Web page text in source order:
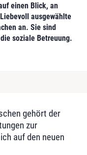
einen Blick, an
ausgewählte
an. Sie sind
soziale Betreuung.
gehört der
zur
auf den neuen